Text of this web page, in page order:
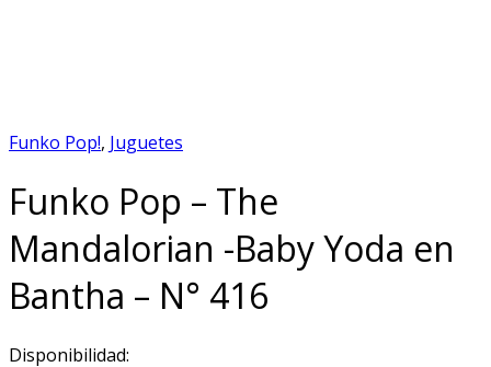
Funko Pop!, Juguetes
Funko Pop – The
Mandalorian -Baby Yoda en
Bantha – N° 416
Disponibilidad: